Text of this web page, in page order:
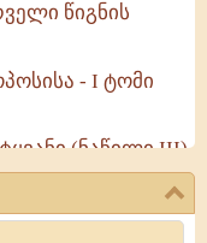
წიგნის
- I ტომი
(ნაწილი III)
რჩევები